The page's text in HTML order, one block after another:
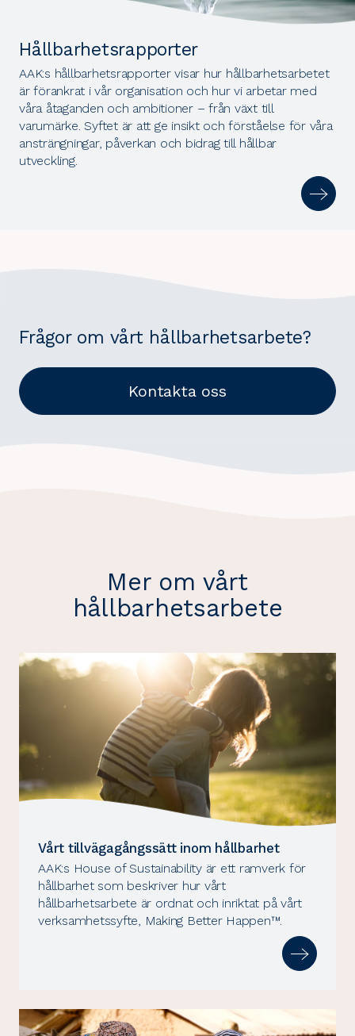
Hållbarhetsrapporter
AAK:s hållbarhetsrapporter visar hur hållbarhetsarbetet
är förankrat i vår organisation och hur vi arbetar med
våra åtaganden och ambitioner – från växt till
varumärke. Syftet är att ge insikt och förståelse för våra
ansträngningar, påverkan och bidrag till hållbar
utveckling.
Frågor om vårt hållbarhetsarbete?
Kontakta oss
Mer om vårt
hållbarhetsarbete
Vårt tillvägagångssätt inom hållbarhet
AAK:s House of Sustainability är ett ramverk för
hållbarhet som beskriver hur vårt
hållbarhetsarbete är ordnat och inriktat på vårt
verksamhetssyfte, Making Better Happen™.